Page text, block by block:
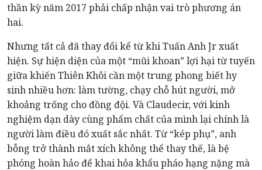
thần kỳ năm 2017 phải chấp nhận vai trò phương án
hai.
Nhưng tất cả đã thay đổi kể từ khi Tuấn Anh Jr xuất
hiện. Sự hiện diện của một “mũi khoan” lợi hại từ tuyến
giữa khiến Thiên Khôi cần một trung phong biết hy
sinh nhiều hơn: làm tường, chạy chỗ hút người, mở
khoảng trống cho đồng đội. Và Claudecir, với kinh
nghiệm dạn dày cùng phẩm chất của mình lại chính là
người làm điều đó xuất sắc nhất. Từ “kép phụ”, anh
bỗng trở thành mắt xích không thể thay thế, là bệ
phóng hoàn hảo để khai hỏa khẩu pháo hạng nặng mà